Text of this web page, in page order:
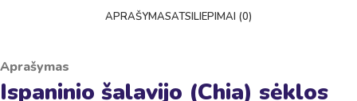
APRAŠYMASATSILIEPIMAI (0)
Aprašymas
Ispaninio šalavijo (Chia) sėklos